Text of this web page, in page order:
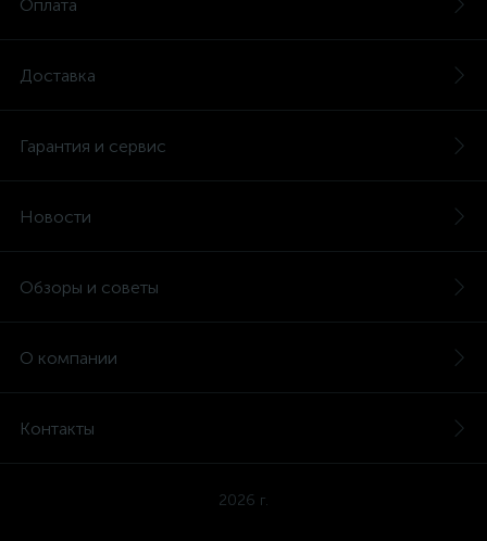
Оплата
Доставка
Гарантия и сервис
Новости
Обзоры и советы
О компании
Контакты
2026 г.